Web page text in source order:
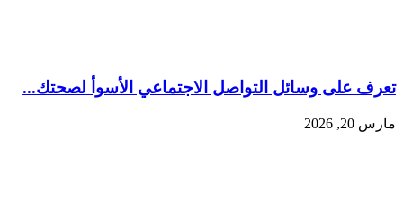
تعرف على وسائل التواصل الاجتماعي الأسوأ لصحتك...
مارس 20, 2026